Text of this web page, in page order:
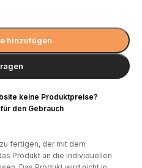
hinzufügen
keine Produktpreise?
den Gebrauch
fertigen, der mit dem
Produkt an die individuellen